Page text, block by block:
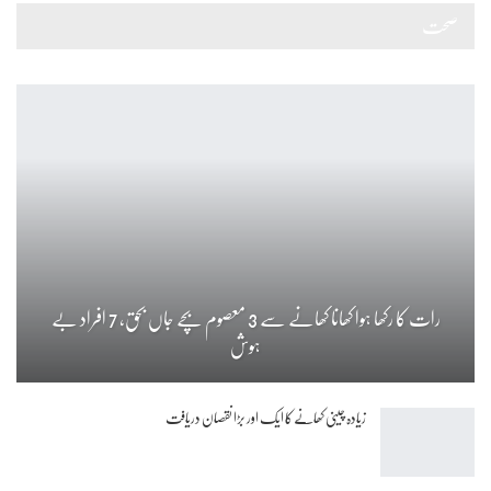
رات کا رکھا ہوا کھانا کھانے سے 3 معصوم بچے جاں بحق، 7 افراد بے
ہوش
زیادہ چینی کھانے کا ایک اور بڑا نقصان دریافت